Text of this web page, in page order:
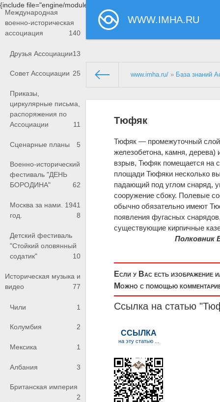
{include file="engine/modules/saperu/head.php"}
WWW.IMHA.RU
Международная
военно-историческая
ассоциация
140
Друзья Ассоциации13
Совет Ассоциации 25
Приказы,
циркулярные письма,
распоряжения по
Ассоциации
11
Сценарные планы 5
Военно-исторический
фестиваль "ДЕНЬ
БОРОДИНА"
62
Москва за нами. 1941
год.
8
Детский фестиваль
"Стойкий оловянный
содатик"
10
Историческая музыка и
видео
77
Чили 1
Колумбия 2
Мексика 1
Албания 3
Британская империя
2
www.imha.ru/ » База знаний
Тюфяк
Тюфяк — промежуточный слой
железобетона, камня,
взрыв, Тюфяк помещается на
площади Тюфяки несколько
падающий под углом снаряд,
сооружение сбоку. Полевые
обычно обязательно имеют
появления фугасных
существующие кирпичные
Если у Вас есть изображение
Можно с помощью
Ссылка на статью